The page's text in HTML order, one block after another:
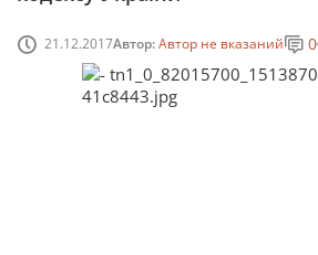
21.12.2017Автор:Автор не вказаний 0